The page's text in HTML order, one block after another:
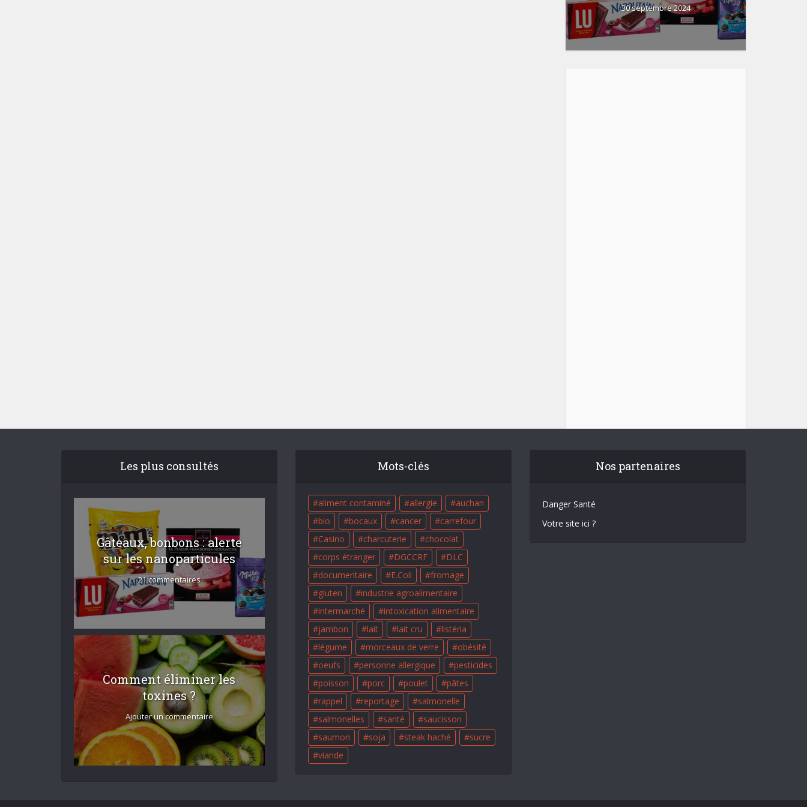
30 septembre 2024
Les plus consultés
Gâteaux, bonbons : alerte
sur les nanoparticules
21 commentaires
Comment éliminer les
toxines ?
Ajouter un commentaire
Mots-clés
aliment contaminé allergie
auchan
bio
bocaux cancer
carrefour
Casino
charcuterie
chocolat
corps étranger
DGCCRF
DLC
documentaire
E.Coli
fromage
gluten
industrie agroalimentaire
intermarché
intoxication alimentaire
jambon
lait lait cru
listéria
légume
morceaux de verre
obésité
oeufs
personne allergique
pesticides
poisson
porc poulet
pâtes
rappel
reportage
salmonelle
salmonelles
santé
saucisson
saumon
soja steak haché
sucre
viande
Nos partenaires
Danger Santé
Votre site ici ?